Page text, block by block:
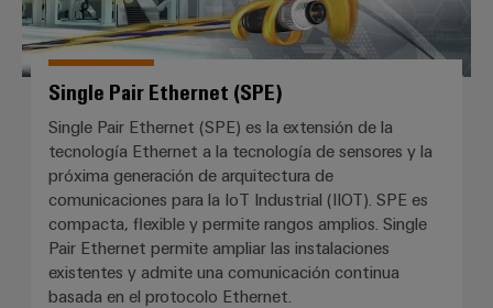
Single Pair Ethernet (SPE)
Single Pair Ethernet (SPE) es la extensión de la
tecnología Ethernet a la tecnología de sensores y la
próxima generación de arquitectura de
comunicaciones para la IoT Industrial (IIOT). SPE es
compacta, flexible y permite rangos amplios. Single
Pair Ethernet permite ampliar las instalaciones
existentes y admite una comunicación continua
basada en el protocolo Ethernet.